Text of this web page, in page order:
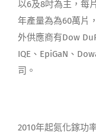
以6及8吋為主，每
年產量為為60萬片
外供應商有Dow
IQE、EpiGaN、
司。
2010年起氮化鎵功